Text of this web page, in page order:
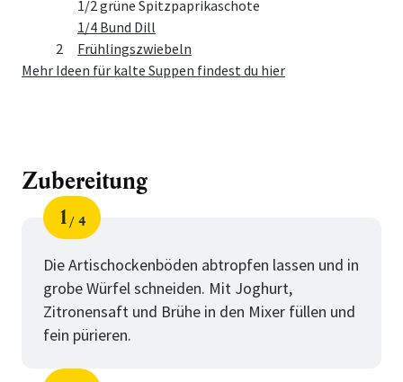
1/2 grüne Spitzpaprikaschote
1/4 Bund Dill
2
Frühlingszwiebeln
Mehr Ideen für kalte Suppen findest du hier
Zubereitung
Schritt
1
von
4
Die Artischockenböden abtropfen lassen und in
grobe Würfel schneiden. Mit Joghurt,
Zitronensaft und Brühe in den Mixer füllen und
fein pürieren.